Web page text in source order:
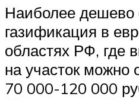
Наиболее дешево
газификация в
областях РФ, где
на участок можно
70 000-120 000